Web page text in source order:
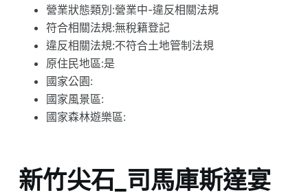
營業狀態類別:營業中-違反相關法規
符合相關法規:無稅籍登記
違反相關法規:不符合土地管制法規
原住民地區:是
國家公園:
國家風景區:
國家森林遊樂區:
新竹尖石_司馬庫斯達宴